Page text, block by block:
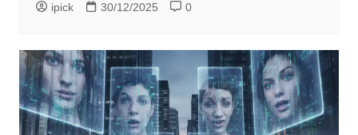
ipick 30/12/2025 0